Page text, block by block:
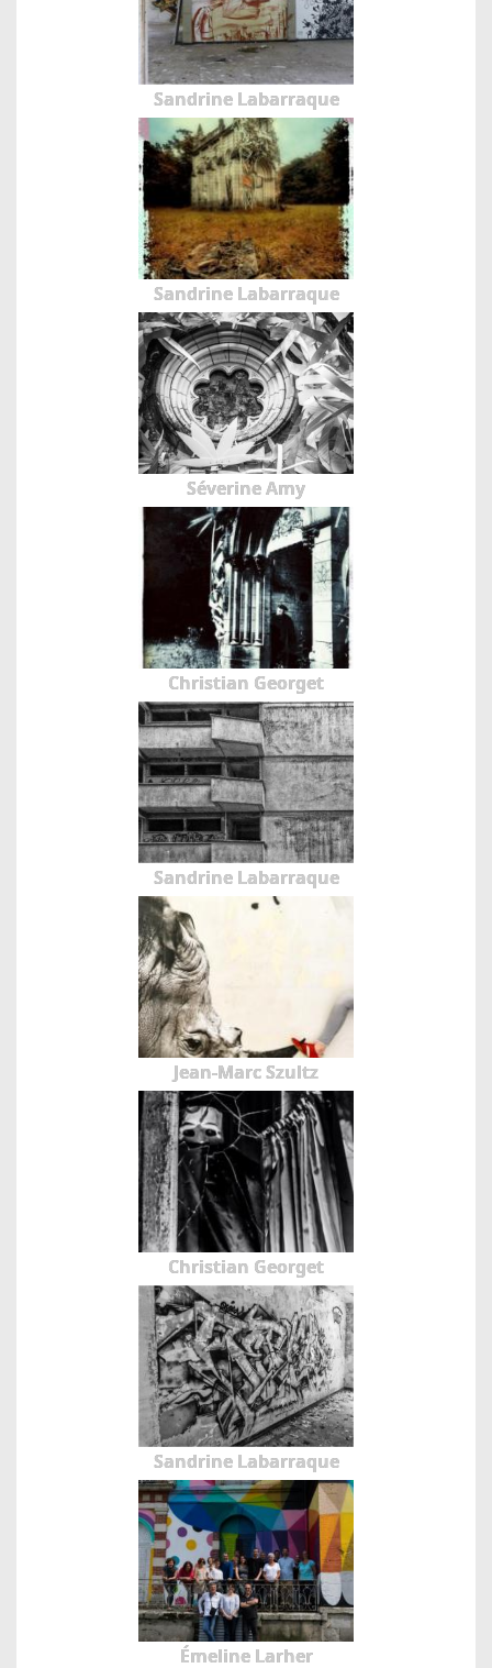
Sandrine Labarraque
Sandrine Labarraque
Séverine Amy
Christian Georget
Sandrine Labarraque
Jean-Marc Szultz
Christian Georget
Sandrine Labarraque
Émeline Larher